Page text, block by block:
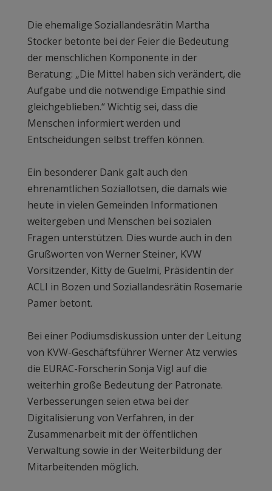
Die ehemalige Soziallandesrätin Martha
Stocker betonte bei der Feier die Bedeutung
der menschlichen Komponente in der
Beratung: „Die Mittel haben sich verändert, die
Aufgabe und die notwendige Empathie sind
gleichgeblieben.“ Wichtig sei, dass die
Menschen informiert werden und
Entscheidungen selbst treffen können.
Ein besonderer Dank galt auch den
ehrenamtlichen Soziallotsen, die damals wie
heute in vielen Gemeinden Informationen
weitergeben und Menschen bei sozialen
Fragen unterstützen. Dies wurde auch in den
Grußworten von Werner Steiner, KVW
Vorsitzender, Kitty de Guelmi, Präsidentin der
ACLI in Bozen und Soziallandesrätin Rosemarie
Pamer betont.
Bei einer Podiumsdiskussion unter der Leitung
von KVW-Geschäftsführer Werner Atz verwies
die EURAC-Forscherin Sonja Vigl auf die
weiterhin große Bedeutung der Patronate.
Verbesserungen seien etwa bei der
Digitalisierung von Verfahren, in der
Zusammenarbeit mit der öffentlichen
Verwaltung sowie in der Weiterbildung der
Mitarbeitenden möglich.